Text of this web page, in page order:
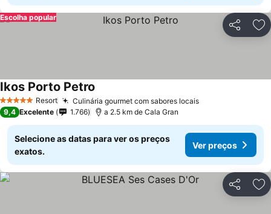
Partilhar
Escolha popular
5 Estrelas Resort Culinária gourmet com sabores locaisVer preços
Ikos Porto Petro
9,4 Excelente 1.766 a 2.5 km de Cala Gran
Selecione as datas para ver os preços
exatos.
Ver preços
Partilhar